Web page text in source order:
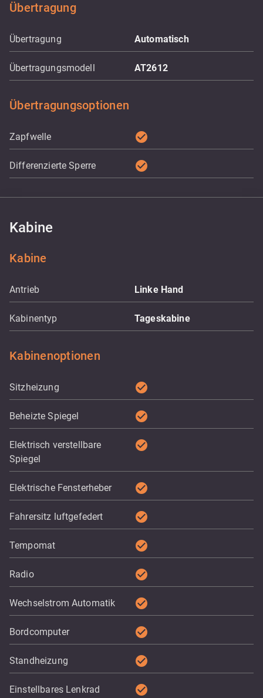
Übertragung
Übertragung Automatisch
Übertragungsmodell AT2612
Übertragungsoptionen
Zapfwelle check_circle
Differenzierte Sperre check_circle
Kabine
Kabine
Antrieb Linke Hand
Kabinentyp Tageskabine
Kabinenoptionen
Sitzheizung check_circle
Beheizte Spiegel check_circle
Elektrisch verstellbare
Spiegel
check_circle
Elektrische Fensterheber check_circle
Fahrersitz luftgefedert check_circle
Tempomat check_circle
Radio check_circle
Wechselstrom Automatik check_circle
Bordcomputer check_circle
Standheizung check_circle
Einstellbares Lenkrad check_circle